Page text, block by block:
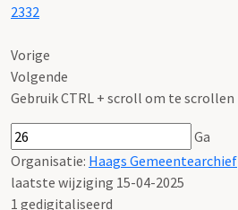
2332
Vorige
Volgende
Gebruik CTRL + scroll om te scrollen
Ga
Organisatie: Haags Gemeentearchief
laatste wijziging 15-04-2025
1 gedigitaliseerd